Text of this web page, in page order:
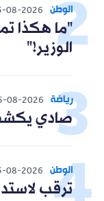
الوطن 08-2026
"ما هكذا
الوزير!"
رياضة 08-2026
صادي
الوطن 08-2026
ترقب